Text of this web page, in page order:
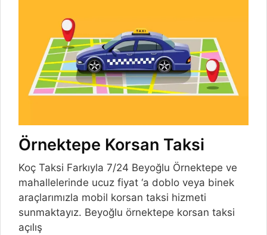
Örnektepe Korsan Taksi
Koç Taksi Farkıyla 7/24 Beyoğlu Örnektepe ve
mahallelerinde ucuz fiyat ‘a doblo veya binek
araçlarımızla mobil korsan taksi hizmeti
sunmaktayız. Beyoğlu örnektepe korsan taksi
açılış